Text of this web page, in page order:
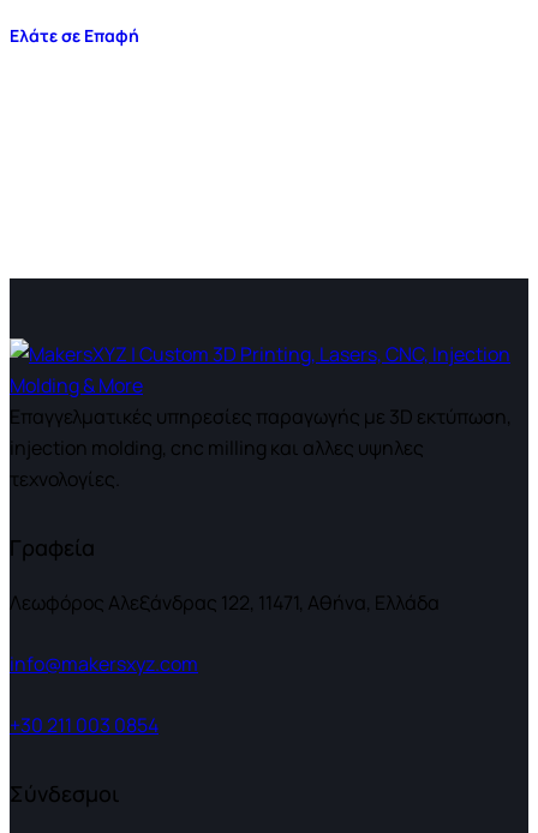
Ελάτε σε Επαφή
Επαγγελματικές υπηρεσίες παραγωγής με 3D εκτύπωση,
injection molding, cnc milling και αλλες υψηλες
τεχνολογίες.
Γραφεία
Λεωφόρος Αλεξάνδρας 122, 11471, Αθήνα, Ελλάδα
info@makersxyz.com
+30 211 003 0854
Σύνδεσμοι